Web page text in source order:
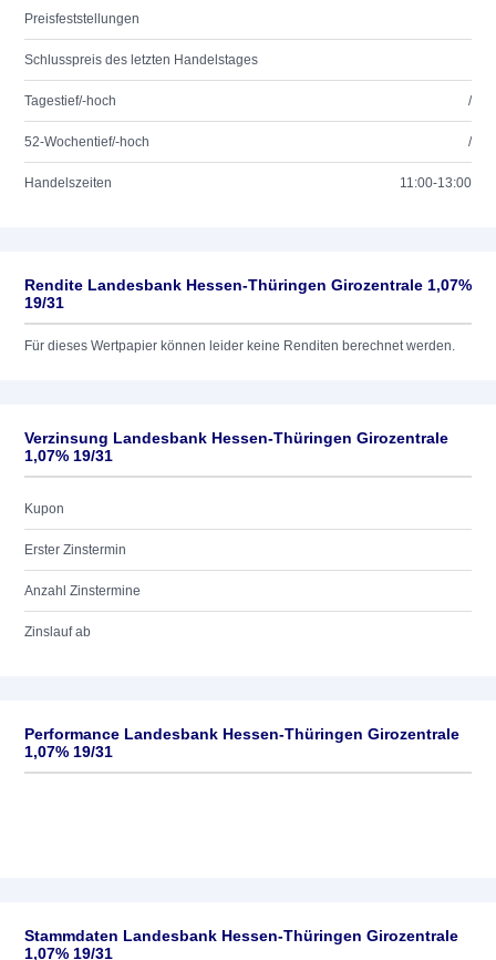
Preisfeststellungen
Schlusspreis des letzten Handelstages
Tagestief/-hoch /
52-Wochentief/-hoch /
Handelszeiten 11:00-13:00
Rendite Landesbank Hessen-Thüringen Girozentrale 1,07%
19/31
Für dieses Wertpapier können leider keine Renditen berechnet werden.
Verzinsung Landesbank Hessen-Thüringen Girozentrale
1,07% 19/31
Kupon
Erster Zinstermin
Anzahl Zinstermine
Zinslauf ab
Performance Landesbank Hessen-Thüringen Girozentrale
1,07% 19/31
Stammdaten Landesbank Hessen-Thüringen Girozentrale
1,07% 19/31